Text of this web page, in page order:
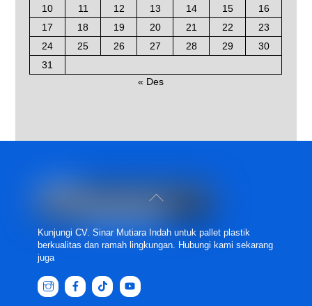
10
11 12 13 14 15
16
17
18 19 20 21 22
23
24
25 26 27 28 29
30
31
« Des
Back
Kunjungi CV. Sinar Mutiara Indah untuk pallet plastik
berkualitas dan ramah lingkungan. Hubungi kami sekarang
juga